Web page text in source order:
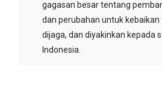
gagasan besar tentang
dan perubahan untuk kebaikan
dijaga, dan diyakinkan kepada
Indonesia.